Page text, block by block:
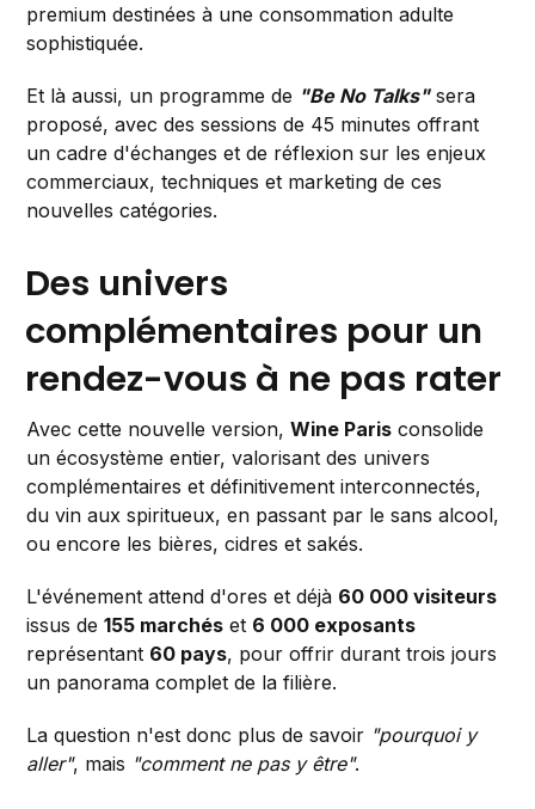
premium destinées à une consommation adulte
sophistiquée.
Et là aussi, un programme de "Be No Talks"sera
proposé, avec des sessions de 45 minutes offrant
un cadre d'échanges et de réflexion sur les enjeux
commerciaux, techniques et marketing de ces
nouvelles catégories.
Des univers
complémentaires pour un
rendez-vous à ne pas rater
Avec cette nouvelle version,Wine Paris consolide
un écosystème entier, valorisant des univers
complémentaires et définitivement interconnectés,
du vin aux spiritueux, en passant par le sans alcool,
ou encore les bières, cidres et sakés.
L'événement attend d'ores et déjà 60 000 visiteurs
issus de155 marchés et 6 000 exposants
représentant 60 pays, pour offrir durant trois jours
un panorama complet de la filière.
La question n'est donc plus de savoir "pourquoi y
aller", mais "comment ne pas y être".